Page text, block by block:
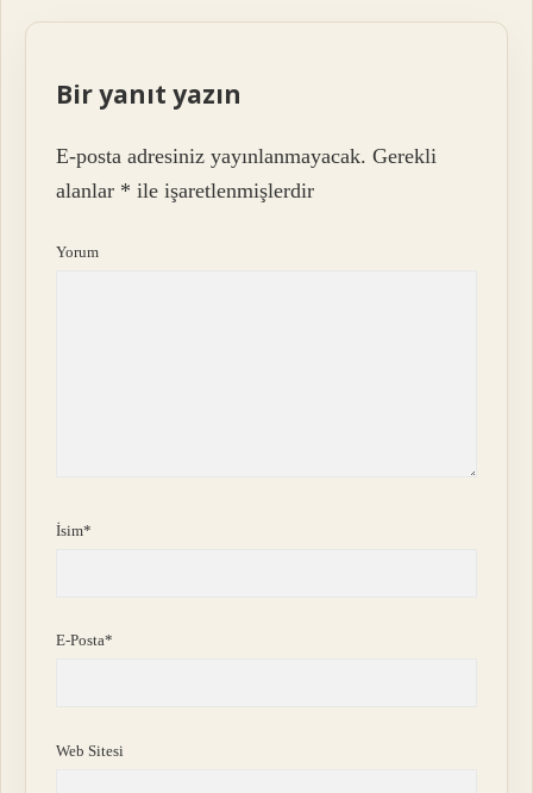
Bir yanıt yazın
E-posta adresiniz yayınlanmayacak. Gerekli
alanlar * ile işaretlenmişlerdir
Yorum
İsim*
E-Posta*
Web Sitesi